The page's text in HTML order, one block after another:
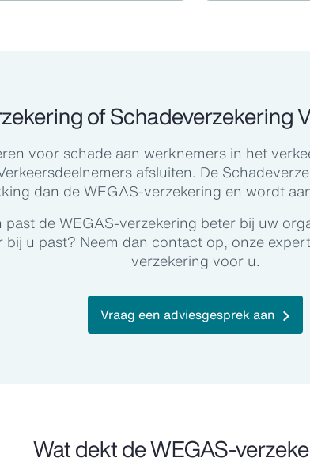
of Schadeverzekering
voor schade aan werknemers in het
afsluiten. De
dan de WEGAS-verzekering en wordt
de WEGAS-verzekering beter bij uw
bij u past? Neem dan contact op, onze
verzekering voor u.
Vraag een adviesgesprek aan
Wat dekt de WEGAS-